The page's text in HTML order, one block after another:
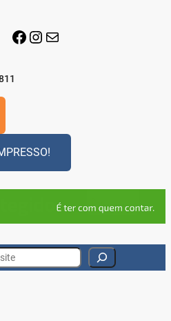
Facebook
Instagram
E-mail